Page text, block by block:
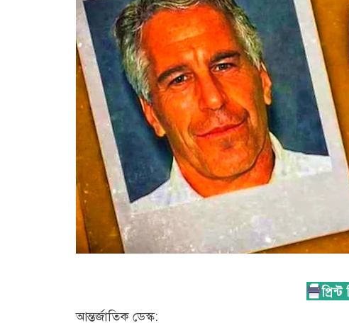
আন্তর্জাতিক ডেস্ক: